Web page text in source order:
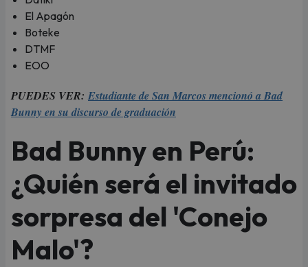
El Apagón
Boteke
DTMF
EOO
PUEDES VER: Estudiante de San Marcos mencionó a Bad
Bunny en su discurso de graduación
Bad Bunny en Perú:
¿Quién será el invitado
sorpresa del 'Conejo
Malo'?